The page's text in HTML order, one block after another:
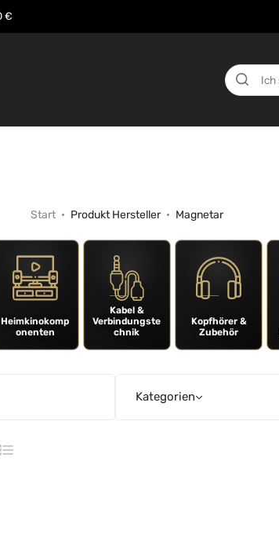
€uns
Start Produkt Hersteller Magnetar
Heimkinokomp
onenten
Kabel &
Verbindungste
chnik
Kopfhörer &
Zubehör
Kategorien